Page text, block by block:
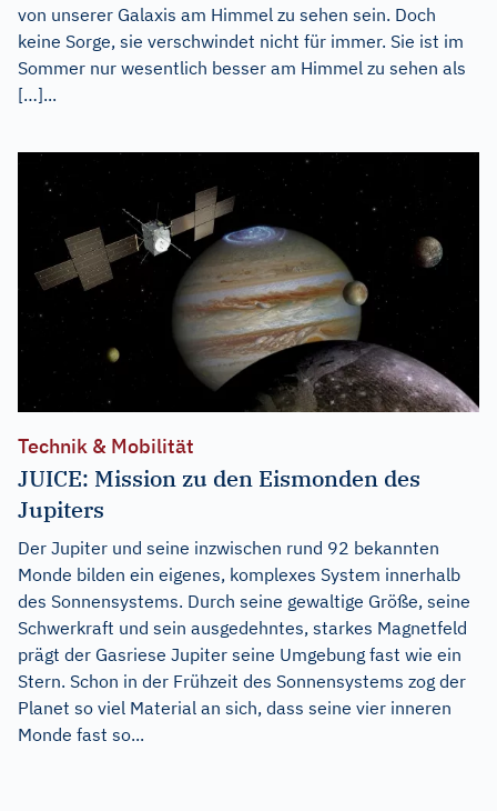
von unserer Galaxis am Himmel zu sehen sein. Doch
keine Sorge, sie verschwindet nicht für immer. Sie ist im
Sommer nur wesentlich besser am Himmel zu sehen als
[…]...
Technik & Mobilität
JUICE: Mission zu den Eismonden des
Jupiters
Der Jupiter und seine inzwischen rund 92 bekannten
Monde bilden ein eigenes, komplexes System innerhalb
des Sonnensystems. Durch seine gewaltige Größe, seine
Schwerkraft und sein ausgedehntes, starkes Magnetfeld
prägt der Gasriese Jupiter seine Umgebung fast wie ein
Stern. Schon in der Frühzeit des Sonnensystems zog der
Planet so viel Material an sich, dass seine vier inneren
Monde fast so...